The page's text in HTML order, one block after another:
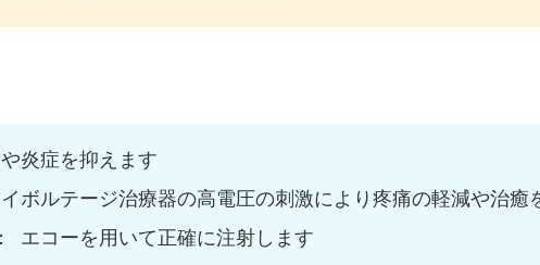
炎症を抑えます
ボルテージ治療器の高電圧の刺激により疼痛の軽減や治癒
エコーを用いて正確に注射します